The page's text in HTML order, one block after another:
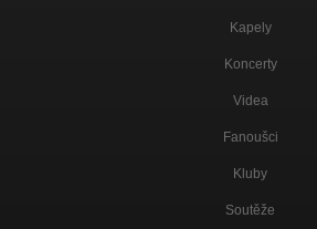
Kapely
Koncerty
Videa
Fanoušci
Kluby
Soutěže